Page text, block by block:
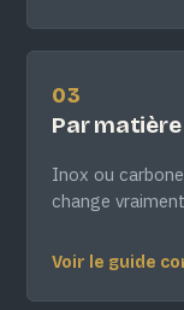
03
Par matière
Inox ou
change
Voir le guide